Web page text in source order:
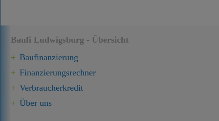
Baufi Ludwigsburg - Übersicht
Baufinanzierung
Finanzierungsrechner
Verbraucherkredit
Über uns